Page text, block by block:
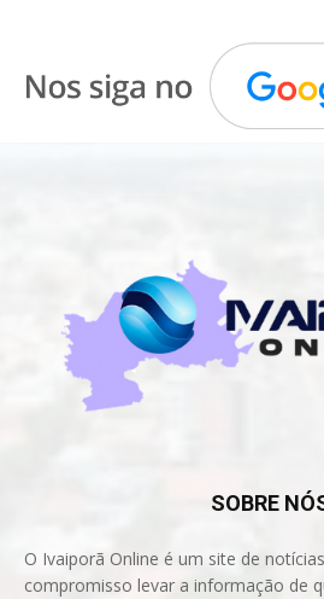
SOBRE
O Ivaiporã Online é um site de
compromisso levar a informação de